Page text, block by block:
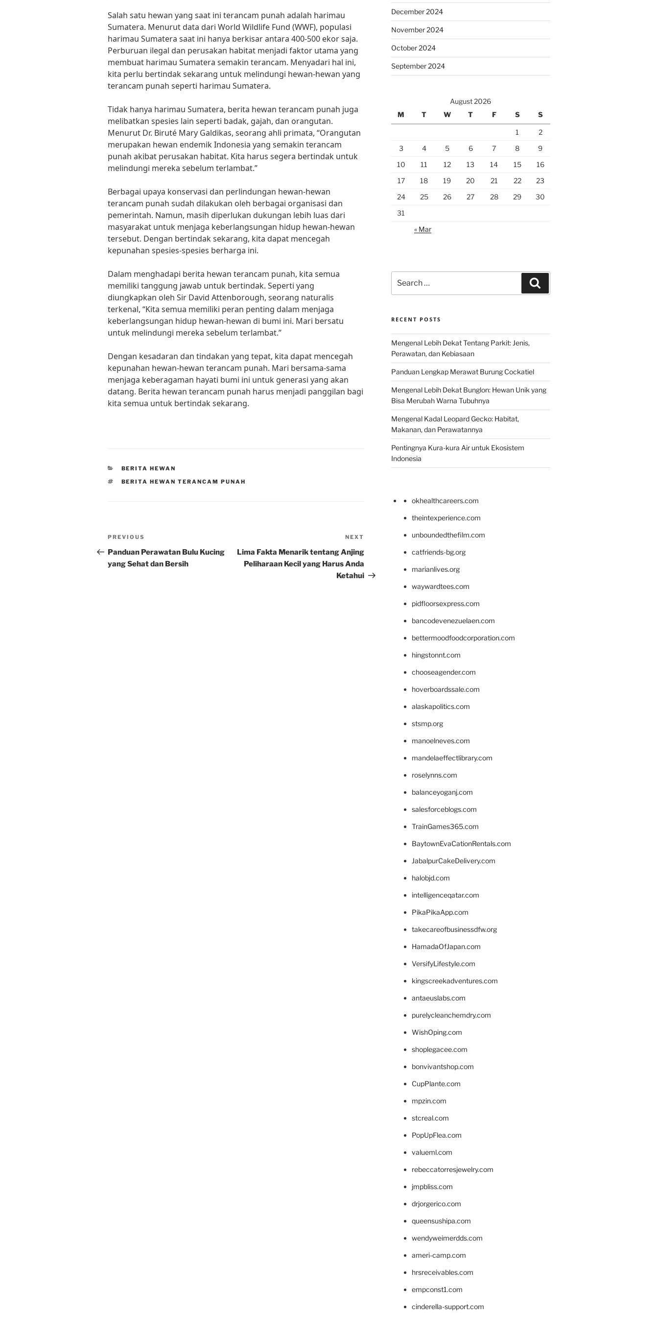
Salah satu hewan yang saat ini terancam punah adalah harimau
Sumatera. Menurut data dari World Wildlife Fund (WWF), populasi
harimau Sumatera saat ini hanya berkisar antara 400-500 ekor saja.
Perburuan ilegal dan perusakan habitat menjadi faktor utama yang
membuat harimau Sumatera semakin terancam. Menyadari hal ini,
kita perlu bertindak sekarang untuk melindungi hewan-hewan yang
terancam punah seperti harimau Sumatera.
Tidak hanya harimau Sumatera, berita hewan terancam punah juga
melibatkan spesies lain seperti badak, gajah, dan orangutan.
Menurut Dr. Biruté Mary Galdikas, seorang ahli primata, “Orangutan
merupakan hewan endemik Indonesia yang semakin terancam
punah akibat perusakan habitat. Kita harus segera bertindak untuk
melindungi mereka sebelum terlambat.”
Berbagai upaya konservasi dan perlindungan hewan-hewan
terancam punah sudah dilakukan oleh berbagai organisasi dan
pemerintah. Namun, masih diperlukan dukungan lebih luas dari
masyarakat untuk menjaga keberlangsungan hidup hewan-hewan
tersebut. Dengan bertindak sekarang, kita dapat mencegah
kepunahan spesies-spesies berharga ini.
Dalam menghadapi berita hewan terancam punah, kita semua
memiliki tanggung jawab untuk bertindak. Seperti yang
diungkapkan oleh Sir David Attenborough, seorang naturalis
terkenal, “Kita semua memiliki peran penting dalam menjaga
keberlangsungan hidup hewan-hewan di bumi ini. Mari bersatu
untuk melindungi mereka sebelum terlambat.”
Dengan kesadaran dan tindakan yang tepat, kita dapat mencegah
kepunahan hewan-hewan terancam punah. Mari bersama-sama
menjaga keberagaman hayati bumi ini untuk generasi yang akan
datang. Berita hewan terancam punah harus menjadi panggilan bagi
kita semua untuk bertindak sekarang.
CATEGORIES
BERITA HEWAN
TAGS
BERITA HEWAN TERANCAM PUNAH
Post
navigation
Previous
Post
PREVIOUS
Panduan Perawatan Bulu Kucing
yang Sehat dan Bersih
Post
NEXT
Lima Fakta Menarik tentang Anjing
Peliharaan Kecil yang Harus Anda
Ketahui
December 2024
November 2024
October 2024
September 2024
August 2026
M
T W T F S S
1
2
3
4 5 6 7 8
9
10
11 12 13 14 15
16
17
18 19 20 21 22
23
24
25 26 27 28 29
30
31
« Mar
for:
RECENT POSTS
Mengenal Lebih Dekat Tentang Parkit: Jenis,
Perawatan, dan Kebiasaan
Panduan Lengkap Merawat Burung Cockatiel
Mengenal Lebih Dekat Bunglon: Hewan Unik yang
Bisa Merubah Warna Tubuhnya
Mengenal Kadal Leopard Gecko: Habitat,
Makanan, dan Perawatannya
Pentingnya Kura-kura Air untuk Ekosistem
Indonesia
okhealthcareers.com
theintexperience.com
unboundedthefilm.com
catfriends-bg.org
marianlives.org
waywardtees.com
pidfloorsexpress.com
bancodevenezuelaen.com
bettermoodfoodcorporation.com
hingstonnt.com
chooseagender.com
hoverboardssale.com
alaskapolitics.com
stsmp.org
manoelneves.com
mandelaeffectlibrary.com
roselynns.com
balanceyoganj.com
salesforceblogs.com
TrainGames365.com
BaytownEvaCationRentals.com
JabalpurCakeDelivery.com
halobjd.com
intelligenceqatar.com
PikaPikaApp.com
takecareofbusinessdfw.org
HamadaOfJapan.com
VersifyLifestyle.com
kingscreekadventures.com
antaeuslabs.com
purelycleanchemdry.com
WishOping.com
shoplegacee.com
bonvivantshop.com
CupPlante.com
mpzin.com
stcreal.com
PopUpFlea.com
valueml.com
rebeccatorresjewelry.com
jmpbliss.com
drjorgerico.com
queensushipa.com
wendyweimerdds.com
ameri-camp.com
hrsreceivables.com
empconst1.com
cinderella-support.com